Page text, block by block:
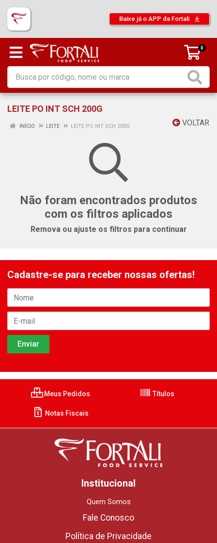
Baixe já o APP da Fortali
0
LEITE PO INT SCH 200G
VOLTAR
INÍCIO LEITE LEITE PO INT SCH 200G
Não foram encontrados produtos
com os filtros aplicados
Remova ou ajuste os filtros para continuar
Cadastre-se para receber nossas ofertas!
Meus Pedidos Títulos
Notas Fiscais
Institucional
Quem Somos
Fale Conosco
Política de Privacidade